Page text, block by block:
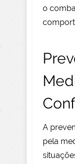
o
A
pela